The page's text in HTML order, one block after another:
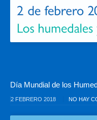
Día Mundial de los
2 FEBRERO 2018 NO HAY